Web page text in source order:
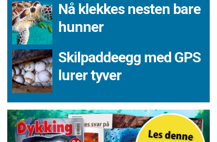
Nå klekkes nesten bare
hunner
Skilpaddeegg med GPS
lurer tyver